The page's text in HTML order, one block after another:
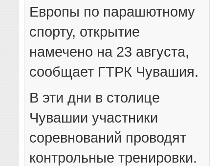
Европы по парашютному
спорту, открытие
намечено на 23 августа,
сообщает ГТРК Чувашия.
В эти дни в столице
Чувашии участники
соревнований проводят
контрольные тренировки.